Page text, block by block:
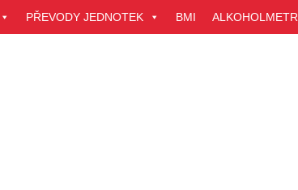
PŘEVODY JEDNOTEK BMI ALKOHOLMETR